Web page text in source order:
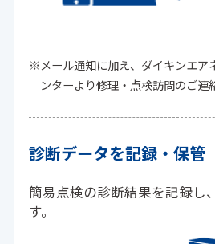
※メール通知に加え、ダイキンエア
ンターより修理・点検訪問のご連
診断データを記録・保管
簡易点検の診断結果を記録し
す。